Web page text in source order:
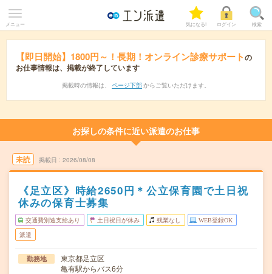
メニュー 気になる! ログイン 検索
【即日開始】1800円～！長期！オンライン診療サポートの
お仕事情報は、掲載が終了しています
掲載時の情報は、 ページ下部 からご覧いただけます。
お探しの条件に近い派遣のお仕事
未読 掲載日 2026/08/08
《足立区》時給2650円＊公立保育園で土日祝
休みの保育士募集
交通費別途支給あり 土日祝日が休み 残業なし WEB登録OK
派遣
勤務地
東京都足立区
亀有駅からバス6分